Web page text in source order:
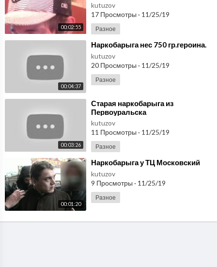
00:02:55
kutuzov
17 Просмотры · 11/25/19
Разное
00:04:37
⁣Наркобарыга нес 750 гр.героина.
kutuzov
20 Просмотры · 11/25/19
Разное
00:03:26
⁣Старая наркобарыга из
Первоуральска
kutuzov
11 Просмотры · 11/25/19
Разное
00:01:20
⁣Наркобарыга у ТЦ Московский
kutuzov
9 Просмотры · 11/25/19
Разное